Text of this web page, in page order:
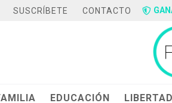
SUSCRÍBETE CONTACTO
EDUCACIÓN